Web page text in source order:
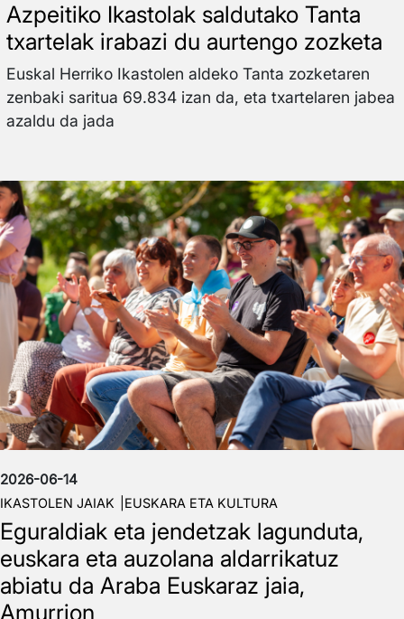
Azpeitiko Ikastolak saldutako Tanta
txartelak irabazi du aurtengo zozketa
Euskal Herriko Ikastolen aldeko Tanta zozketaren
zenbaki saritua 69.834 izan da, eta txartelaren jabea
azaldu da jada
Irudia
2026-06-14
IKASTOLEN JAIAK EUSKARA ETA KULTURA
Eguraldiak eta jendetzak lagunduta,
euskara eta auzolana aldarrikatuz
abiatu da Araba Euskaraz jaia,
Amurrion